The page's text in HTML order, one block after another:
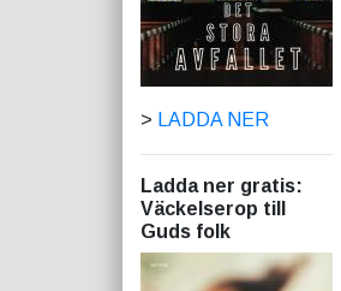
> LADDA NER
Ladda ner gratis:
Väckelserop till
Guds folk